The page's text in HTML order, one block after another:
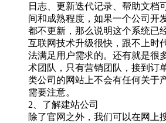
日志、更新迭代记录、帮助文档
间和成熟程度，如果一个公司开
都不更新，那么说明这个系统已
互联网技术升级很快，跟不上时
法满足用户需求的。还有就是很
术团队，只有营销团队，接到订
类公司的网站上不会有任何关于
需要注意。
2、了解建站公司
除了官网之外，我们可以在网上